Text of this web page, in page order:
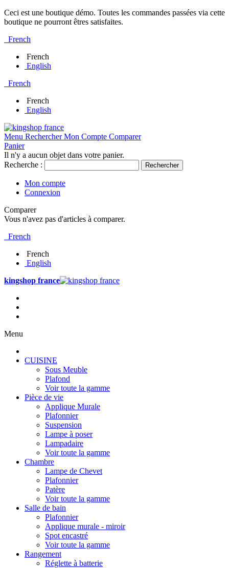
Ceci est une boutique démo. Toutes les commandes passées via cette
boutique ne pourront êtres satisfaites.
French
French
English
French
French
English
Menu Rechercher Mon Compte Comparer
Panier
Il n'y a aucun objet dans votre panier.
Recherche :
Rechercher
Mon compte
Connexion
Comparer
Vous n'avez pas d'articles à comparer.
French
French
English
kingshop france
Menu
CUISINE
Sous Meuble
Plafond
Voir toute la gamme
Pièce de vie
Applique Murale
Plafonnier
Suspension
Lampe à poser
Lampadaire
Voir toute la gamme
Chambre
Lampe de Chevet
Plafonnier
Patère
Voir toute la gamme
Salle de bain
Plafonnier
Applique murale - miroir
Spot encastré
Voir toute la gamme
Rangement
Réglette à batterie